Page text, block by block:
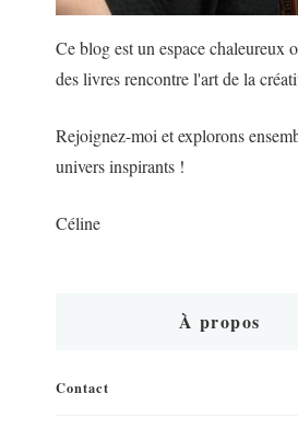
Ce blog est un espace chaleureux
des livres rencontre l'art de la
Rejoignez-moi et explorons
univers inspirants !
Céline
À propos
Contact